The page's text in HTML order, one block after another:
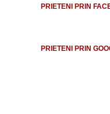
PRIETENI PRIN
PRIETENI PRIN